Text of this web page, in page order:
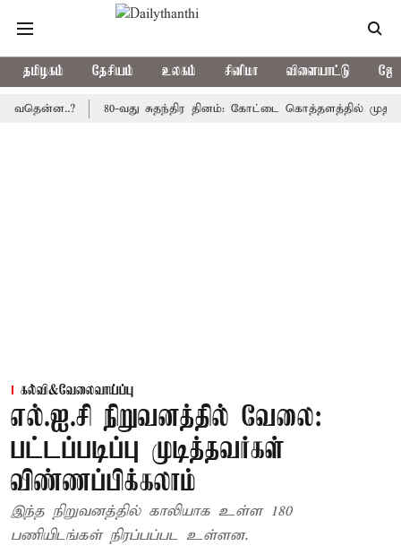
தமிழகம் தேசியம் உலகம் சினிமா விளையாட்டு
80-வது சுதந்திர தினம்: கோட்டை கொத்தளத்தில் முதல்
கல்வி&வேலைவாய்ப்பு
எல்.ஐ.சி நிறுவனத்தில் வேலை:
பட்டப்படிப்பு முடித்தவர்கள்
விண்ணப்பிக்கலாம்
இந்த நிறுவனத்தில் காலியாக உள்ள 180
பணியிடங்கள் நிரப்பப்பட உள்ளன.